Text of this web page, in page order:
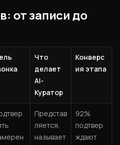
от записи до
Что
делает
AI-
Куратор
Конверс
ия этапа
Представ
ляется,
называет
92%
подтвер
ждают